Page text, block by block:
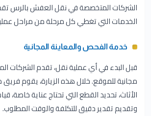
الشركات المتخصصة في نقل العفش بالرس
الخدمات التي تغطي كل مرحلة من مراحل
خدمة الفحص والمعاينة المجانية
قبل البدء في أي عملية نقل، تقدم الشركات
مجانية للموقع. خلال هذه الزيارة، يقوم
الأثاث، تحديد القطع التي تحتاج عناية خاصة،
وتقديم تقدير دقيق للتكلفة والوقت المطلوب.